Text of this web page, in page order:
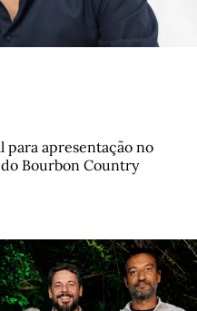
para apresentação no
Bourbon Country